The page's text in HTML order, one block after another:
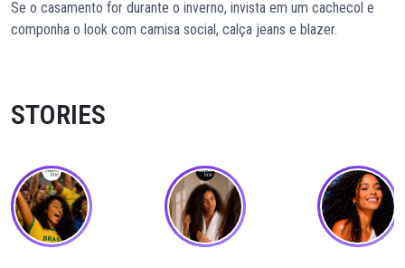
Se o casamento for durante o inverno, invista em um cachecol e
componha o look com camisa social, calça jeans e blazer.
STORIES